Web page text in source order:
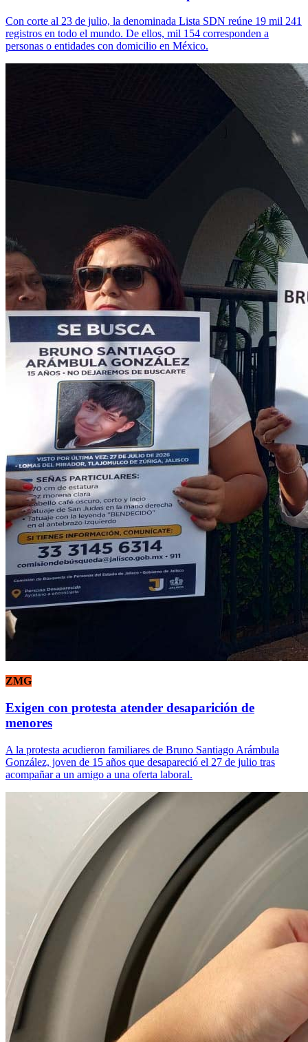
Con corte al 23 de julio, la denominada Lista SDN reúne 19 mil 241
registros en todo el mundo. De ellos, mil 154 corresponden a
personas o entidades con domicilio en México.
ZMG
Exigen con protesta atender desaparición de
menores
A la protesta acudieron familiares de Bruno Santiago Arámbula
González, joven de 15 años que desapareció el 27 de julio tras
acompañar a un amigo a una oferta laboral.